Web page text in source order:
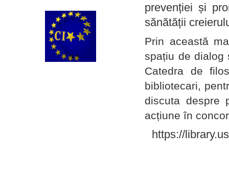
prevenției și
sănătății
Prin această
spațiu de dialog
Catedra de
bibliotecari,
discuta despre
acțiune în
https://